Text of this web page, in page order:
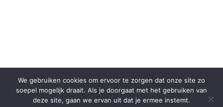
We gebruiken cookies om ervoor te zorgen dat onze site zo
soepel mogelijk draait. Als je doorgaat met het gebruiken van
deze site, gaan we ervan uit dat je ermee instemt.